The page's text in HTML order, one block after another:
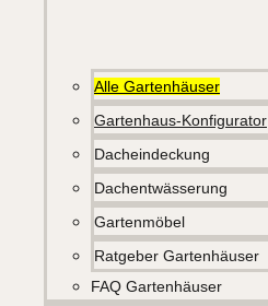
Alle Gartenhäuser
Gartenhaus-Konfigurator
Dacheindeckung
Dachentwässerung
Gartenmöbel
Ratgeber Gartenhäuser
FAQ Gartenhäuser